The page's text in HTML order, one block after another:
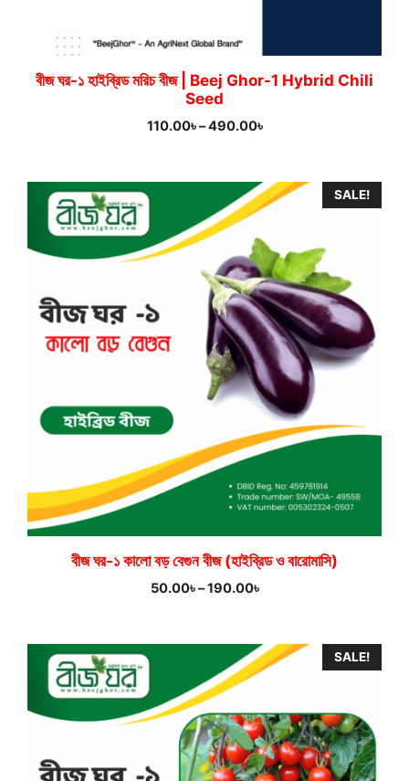
বীজ ঘর-১ হাইব্রিড মরিচ বীজ | Beej Ghor-1 Hybrid Chili
Seed
110.00৳–490.00৳Price
through
490.00৳
SALE!
বীজ ঘর-১ কালো বড় বেগুন বীজ (হাইব্রিড ও বারোমাসি)
50.00৳–190.00৳Price
through
190.00৳
SALE!